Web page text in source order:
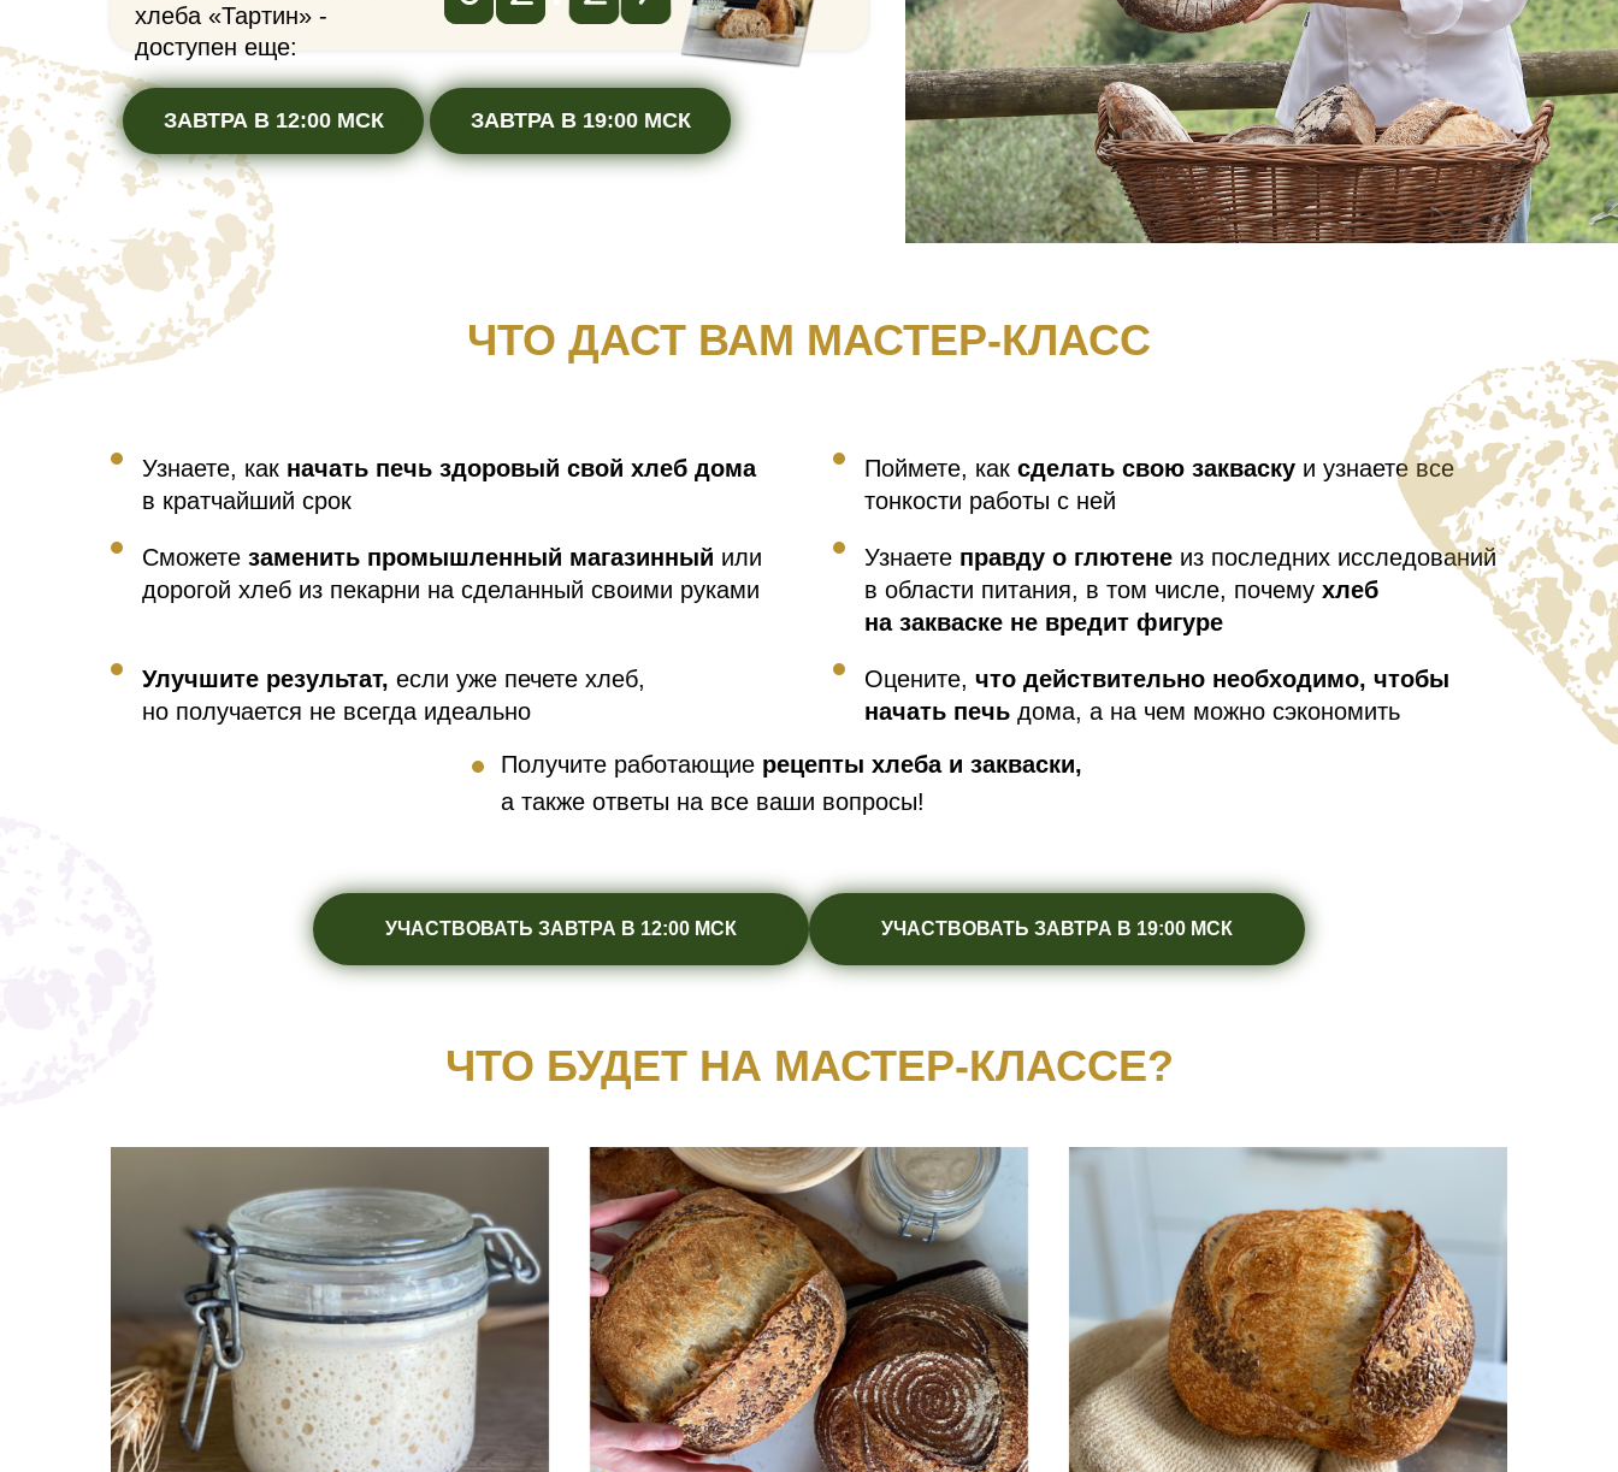
хлеба «Тартин» -
доступен еще:
ЗАВТРА В 12:00 МСК ЗАВТРА В 19:00 МСК
ЧТО ДАСТ ВАМ МАСТЕР-КЛАСС
Узнаете, как начать печь здоровый свой хлеб дома
в кратчайший срок
Поймете, как сделать свою закваску и узнаете все
тонкости работы с ней
Сможете заменить промышленный магазинный или
дорогой хлеб из пекарни на сделанный своими руками
Узнаете правду о глютене из последних исследований
в области питания, в том числе, почему хлеб
на закваске не вредит фигуре
Улучшите результат, если уже печете хлеб,
но получается не всегда идеально
Оцените, что действительно необходимо, чтобы
начать печь дома, а на чем можно сэкономить
Получите работающие рецепты хлеба и закваски,
а также ответы на все ваши вопросы!
УЧАСТВОВАТЬ ЗАВТРА В 12:00 МСК УЧАСТВОВАТЬ ЗАВТРА В 19:00 МСК
ЧТО БУДЕТ НА МАСТЕР-КЛАССЕ?